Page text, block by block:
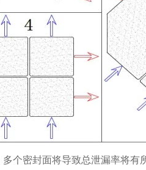
个密封面将导致总泄漏率将有